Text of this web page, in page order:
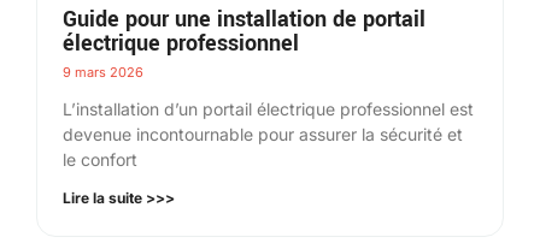
Guide pour une installation de portail
électrique professionnel
9 mars 2026
L’installation d’un portail électrique professionnel est
devenue incontournable pour assurer la sécurité et
le confort
Lire la suite >>>